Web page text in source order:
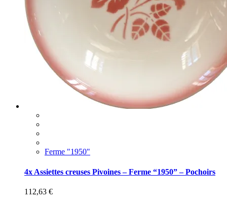
Ferme "1950"
4x Assiettes creuses Pivoines – Ferme “1950” – Pochoirs
112,63 €